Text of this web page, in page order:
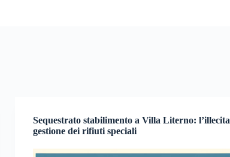
Sequestrato stabilimento a Villa Literno: l’illecita
gestione dei rifiuti speciali